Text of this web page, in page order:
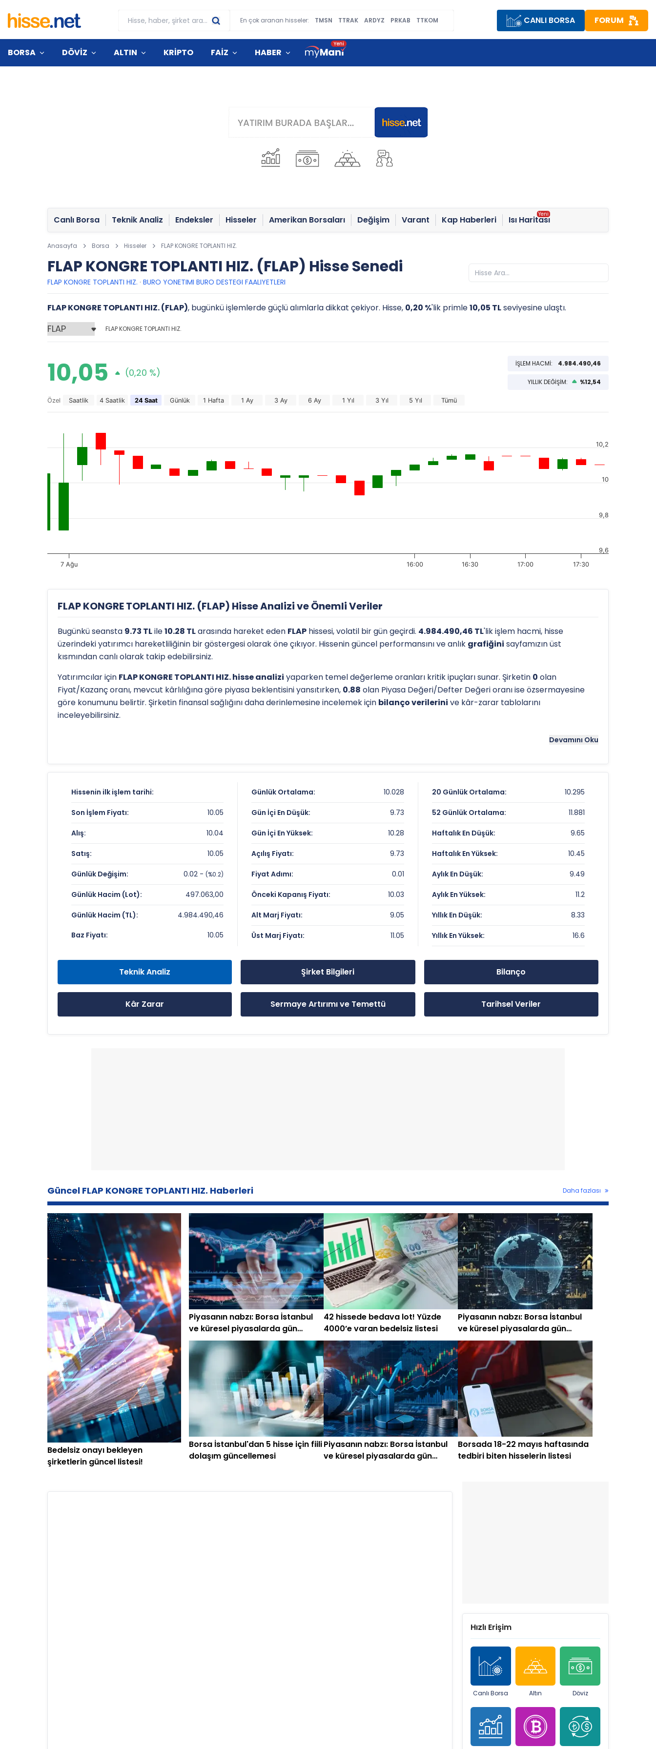
En çok aranan hisseler: TMSN TTRAK ARDYZ PRKAB TTKOM CANLI BORSA FORUM
BORSA DÖVİZ ALTIN KRİPTO FAİZ HABER
Canlı Borsa Teknik Analiz Endeksler Hisseler Amerikan Borsaları Değişim Varant Kap Haberleri Isı Haritası
Anasayfa Borsa Hisseler FLAP KONGRE TOPLANTI HIZ.
FLAP KONGRE TOPLANTI HIZ. (FLAP) Hisse Senedi
FLAP KONGRE TOPLANTI HIZ. · BURO YONETIMI BURO DESTEGI FAALIYETLERI
FLAP KONGRE TOPLANTI HIZ. (FLAP), bugünkü işlemlerde güçlü alımlarla dikkat çekiyor. Hisse, 0,20 %'lik primle10,05 TLseviyesine ulaştı.
FLAP KONGRE TOPLANTI HIZ.
10,05 (0,20 %)
İŞLEM HACMİ: 4.984.490,46
YILLIK DEĞİŞİM: %12,54
Özel Saatlik 4 Saatlik 24 Saat Günlük 1 Hafta 1 Ay 3 Ay 6 Ay 1 Yıl 3 Yıl 5 Yıl Tümü
7 Ağu 16:00 16:30 17:00 17:30
9,6
9,8
10
10,2
FLAP KONGRE TOPLANTI HIZ. (FLAP) Hisse Analizi ve Önemli Veriler
Bugünkü seansta 9.73 TLile10.28 TLarasında hareket eden FLAP hissesi, volatil bir gün geçirdi. 4.984.490,46 TL'lik işlem hacmi, hisse
üzerindeki yatırımcı hareketliliğinin bir göstergesi olarak öne çıkıyor. Hissenin güncel performansını ve anlık grafiğini sayfamızın üst
kısmından canlı olarak takip edebilirsiniz.
Yatırımcılar için FLAP KONGRE TOPLANTI HIZ. hisse analizi yaparken temel değerleme oranları kritik ipuçları sunar. Şirketin 0 olan
Fiyat/Kazanç oranı, mevcut kârlılığına göre piyasa beklentisini yansıtırken, 0.88 olan Piyasa Değeri/Defter Değeri oranı ise özsermayesine
göre konumunu belirtir. Şirketin finansal sağlığını daha derinlemesine incelemek için bilanço verilerini ve kâr-zarar tablolarını
inceleyebilirsiniz.
göstergeleri önemli bir araçtır. Hissenin16.6
detaylı indikatör analizlerineteknik analiz sayfamızdanulaşabilirsiniz.
FLAP KONGRE TOPLANTI HIZ. Fiyat ve Getiri Karnesi
Anlık Fiyat:
10,05 TL
Günlük Değişim:
0,20%
Yıllık Getiri:
FLAP KONGRE TOPLANTI HIZ. Değerleme Çarpanları
Fiyat/Kazanç (F/K):
Veri Yok
Piyasa Değeri/Defter Değeri (PD/DD):
0.88
FLAP KONGRE TOPLANTI HIZ. Rekorlar ve Önemli Seviyeler
10.28 TL
Son 1 Yılın Dibi:
8.33 TL
Devamını Oku
Hissenin ilk işlem tarihi:
Son İşlem Fiyatı: 10.05
Alış: 10.04
Satış: 10.05
Günlük Değişim: 0.02 -(%0.2)
Günlük Hacim (Lot): 497.063,00
Günlük Hacim (TL): 4.984.490,46
Baz Fiyatı: 10.05
Günlük Ortalama: 10.028
Gün İçi En Düşük: 9.73
Gün İçi En Yüksek: 10.28
Açılış Fiyatı: 9.73
Fiyat Adımı: 0.01
Önceki Kapanış Fiyatı: 10.03
Alt Marj Fiyatı: 9.05
Üst Marj Fiyatı: 11.05
20 Günlük Ortalama: 10.295
52 Günlük Ortalama: 11.881
Haftalık En Düşük: 9.65
Haftalık En Yüksek: 10.45
Aylık En Düşük: 9.49
Aylık En Yüksek: 11.2
Yıllık En Düşük: 8.33
Yıllık En Yüksek: 16.6
Teknik Analiz Şirket Bilgileri Bilanço
Kâr Zarar Sermaye Artırımı ve Temettü Tarihsel Veriler
Güncel FLAP KONGRE TOPLANTI HIZ. Haberleri Daha fazlası
Bedelsiz onayı bekleyen
şirketlerin güncel listesi!
Piyasanın nabzı: Borsa İstanbul
ve küresel piyasalarda gün
başlarken (2 Temmuz)
42 hissede bedava lot! Yüzde
4000’e varan bedelsiz listesi
Piyasanın nabzı: Borsa İstanbul
ve küresel piyasalarda gün
başlarken (24 Haziran 2026)
Borsa İstanbul'dan 5 hisse için fiili
dolaşım güncellemesi
Piyasanın nabzı: Borsa İstanbul
ve küresel piyasalarda gün
Borsada 18-22 mayıs haftasında
tedbiri biten hisselerin listesi
Hızlı Erişim
Canlı Borsa Altın Döviz